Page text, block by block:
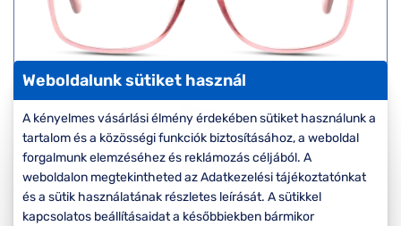
Seen
SNIF10 PP
Készleten
Korábbi ár:
17.000 Ft
Akciós ár: 8.500 Ft
Weboldalunk sütiket használ
A kényelmes vásárlási élmény érdekében sütiket használunk a
tartalom és a közösségi funkciók biztosításához, a weboldal
forgalmunk elemzéséhez és reklámozás céljából. A
weboldalon megtekintheted az Adatkezelési tájékoztatónkat
és a sütik használatának részletes leírását. A sütikkel
kapcsolatos beállításaidat a későbbiekben bármikor